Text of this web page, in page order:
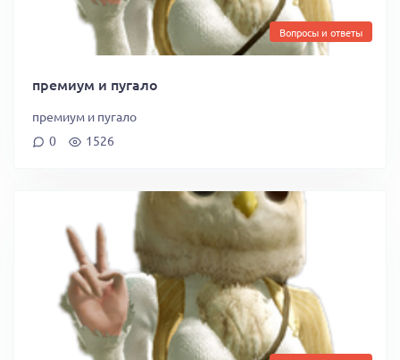
Вопросы и ответы
премиум и пугало
премиум и пугало
0
1526